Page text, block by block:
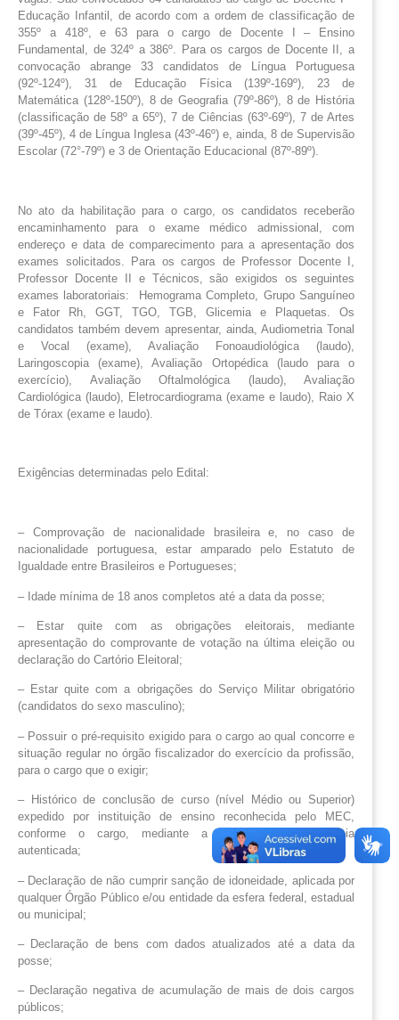
Educação Infantil, de acordo com a ordem de classificação de
355º a 418º, e 63 para o cargo de Docente I – Ensino
Fundamental, de 324º a 386º. Para os cargos de Docente II, a
convocação abrange 33 candidatos de Língua Portuguesa
(92º-124º), 31 de Educação Física (139º-169º), 23 de
Matemática (128º-150º), 8 de Geografia (79º-86º), 8 de História
(classificação de 58º a 65º), 7 de Ciências (63º-69º), 7 de Artes
(39º-45º), 4 de Língua Inglesa (43º-46º) e, ainda, 8 de Supervisão
Escolar (72°-79º) e 3 de Orientação Educacional (87º-89º).
No ato da habilitação para o cargo, os candidatos receberão
encaminhamento para o exame médico admissional, com
endereço e data de comparecimento para a apresentação dos
exames solicitados. Para os cargos de Professor Docente I,
Professor Docente II e Técnicos, são exigidos os seguintes
exames laboratoriais: Hemograma Completo, Grupo Sanguíneo
e Fator Rh, GGT, TGO, TGB, Glicemia e Plaquetas. Os
candidatos também devem apresentar, ainda, Audiometria Tonal
e Vocal (exame), Avaliação Fonoaudiológica (laudo),
Laringoscopia (exame), Avaliação Ortopédica (laudo para o
exercício), Avaliação Oftalmológica (laudo), Avaliação
Cardiológica (laudo), Eletrocardiograma (exame e laudo), Raio X
de Tórax (exame e laudo).
Exigências determinadas pelo Edital:
– Comprovação de nacionalidade brasileira e, no caso de
nacionalidade portuguesa, estar amparado pelo Estatuto de
Igualdade entre Brasileiros e Portugueses;
– Idade mínima de 18 anos completos até a data da posse;
– Estar quite com as obrigações eleitorais, mediante
apresentação do comprovante de votação na última eleição ou
declaração do Cartório Eleitoral;
– Estar quite com a obrigações do Serviço Militar obrigatório
(candidatos do sexo masculino);
– Possuir o pré-requisito exigido para o cargo ao qual concorre e
situação regular no órgão fiscalizador do exercício da profissão,
para o cargo que o exigir;
– Histórico de conclusão de curso (nível Médio ou Superior)
expedido por instituição de ensino reconhecida pelo MEC,
conforme o cargo, mediante a apresentação de cópia
autenticada;
– Declaração de não cumprir sanção de idoneidade, aplicada por
qualquer Órgão Público e/ou entidade da esfera federal, estadual
ou municipal;
– Declaração de bens com dados atualizados até a data da
posse;
– Declaração negativa de acumulação de mais de dois cargos
públicos;